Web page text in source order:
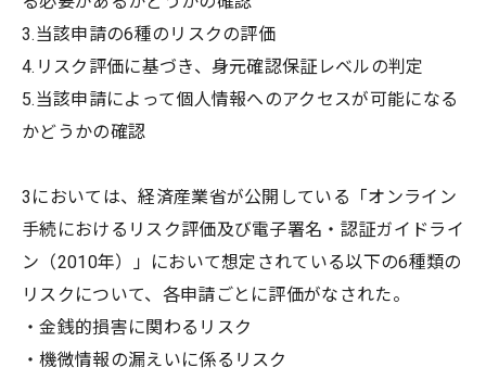
3.当該申請の6種のリスクの評価
4.リスク評価に基づき、身元確認保証レベルの判定
5.当該申請によって個人情報へのアクセスが可能になる
かどうかの確認
3においては、経済産業省が公開している「オンライン
手続におけるリスク評価及び電子署名・認証ガイドライ
ン（2010年）」において想定されている以下の6種類の
リスクについて、各申請ごとに評価がなされた。
・金銭的損害に関わるリスク
・機微情報の漏えいに係るリスク